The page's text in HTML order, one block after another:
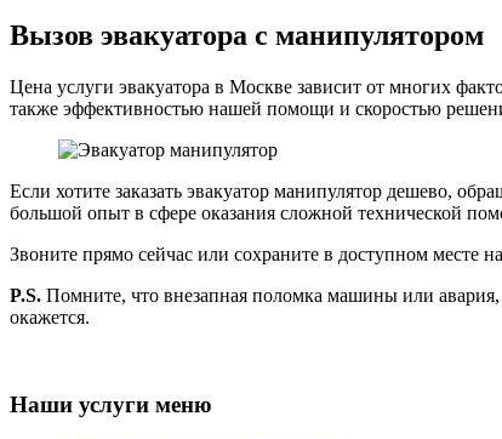
Вызов эвакуатора с манипулятором
Цена услуги эвакуатора в Москве зависит от многих
также эффективностью нашей помощи и скоростью
Если хотите заказать эвакуатор манипулятор дешево,
большой опыт в сфере оказания сложной технической
Звоните прямо сейчас или сохраните в доступном месте
P.S. Помните, что внезапная поломка машины или
окажется.
Наши услуги меню